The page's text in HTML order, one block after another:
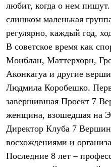
Комбинезоны
Термобелье
Комплект термобелья
Снаряжение
Палатки и тенты
Палатки
Аксессуары для палаток
Рюкзаки
Экспедиционные
Легкоходные
Альпинистские
Городские
Аксессуары для рюкзаков
Спальные мешки
Пуховые
любит, когда о нем
слишком маленькая
регулярно, каждый год,
В советское время как
Монблан, Маттерхорн,
Аконкагуа и другие
Людмила Коробешко.
завершившая Проект 7
женщина, взошедшая на
Директор Клуба 7
восхождениями и
Последние 8 лет –